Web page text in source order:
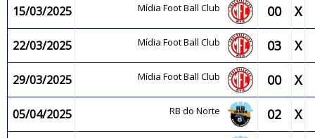
15/03/2025 Mídia Foot Ball Club 00 X
22/03/2025 Mídia Foot Ball Club 03 X
29/03/2025 Mídia Foot Ball Club 00 X
05/04/2025 RB do Norte 02 X